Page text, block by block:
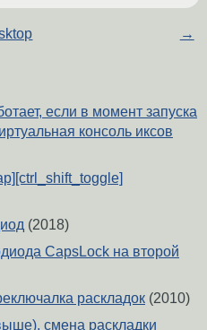
→
если в момент запуска
консоль иксов
(2018)
CapsLock на второй
раскладок (2010)
смена раскладки